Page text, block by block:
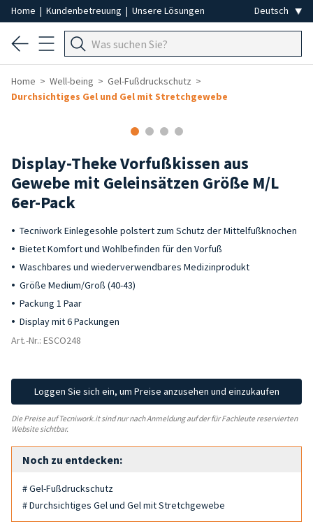
Home | Kundenbetreuung | Unsere Lösungen
Home Well-being
Gel-Fußdruckschutz
Durchsichtiges Gel und Gel mit Stretchgewebe
Display-Theke Vorfußkissen aus
Gewebe mit Geleinsätzen Größe M/L
6er-Pack
Tecniwork Einlegesohle polstert zum Schutz der Mittelfußknochen
Bietet Komfort und Wohlbefinden für den Vorfuß
Waschbares und wiederverwendbares Medizinprodukt
Größe Medium/Groß (40-43)
Packung 1 Paar
Display mit 6 Packungen
Art.-Nr.: ESCO248
Loggen Sie sich ein, um Preise anzusehen und einzukaufen
Die Preise auf Tecniwork.it sind nur nach Anmeldung auf der für Fachleute reservierten
Website sichtbar.
Noch zu entdecken:
# Gel-Fußdruckschutz
# Durchsichtiges Gel und Gel mit Stretchgewebe